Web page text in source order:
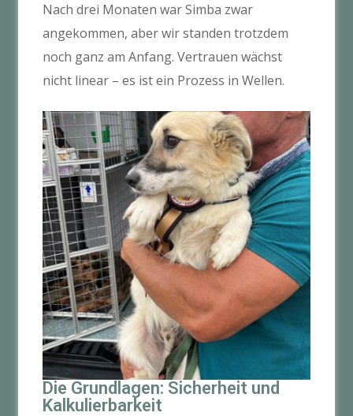
Nach drei Monaten war Simba zwar
angekommen, aber wir standen trotzdem
noch ganz am Anfang. Vertrauen wächst
nicht linear – es ist ein Prozess in Wellen.
Die Grundlagen: Sicherheit und
Kalkulierbarkeit